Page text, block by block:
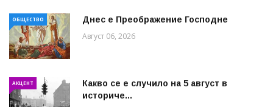
ОБЩЕСТВО Днес е Преображение Господне
Август 06, 2026
АКЦЕНТ
Какво се е случило на 5 август в
историче...